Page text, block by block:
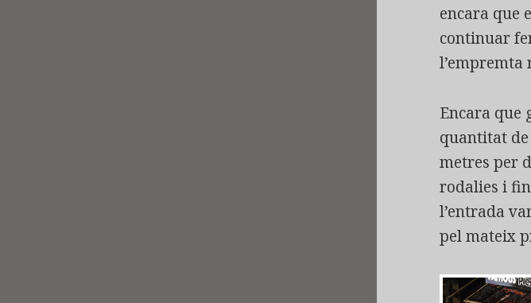
encara que
continuar
l’empremta
Encara
quantitat de
metres per
rodalies i
l’entrada
pel mateix